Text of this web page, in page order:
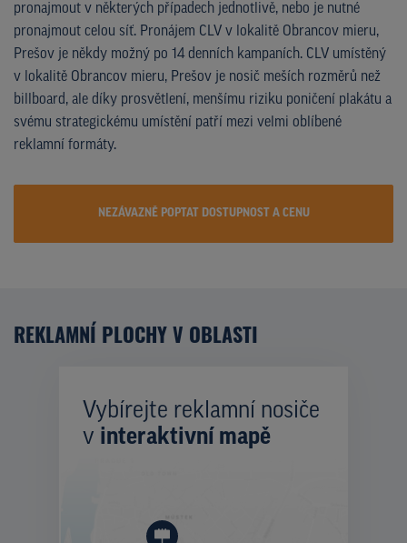
pronajmout v některých případech jednotlivě, nebo je nutné
pronajmout celou síť. Pronájem CLV v lokalitě Obrancov mieru,
Prešov je někdy možný po 14 denních kampaních. CLV umístěný
v lokalitě Obrancov mieru, Prešov je nosič meších rozměrů než
billboard, ale díky prosvětlení, menšímu riziku poničení plakátu a
svému strategickému umístění patří mezi velmi oblíbené
reklamní formáty.
NEZÁVAZNĚ POPTAT DOSTUPNOST A CENU
REKLAMNÍ PLOCHY V OBLASTI
Vybírejte reklamní nosiče
v interaktivní mapě